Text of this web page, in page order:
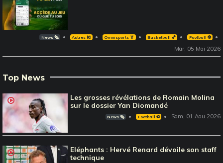
News 🗞️ Autres 🎽 Omnisports 🏅 Basketball 🏀 Football ⚽️
Mar, 05 Mai 2026
Top News
Les grosses révélations de Romain Molina
sur le dossier Yan Diomandé
News 🗞️ Football ⚽️ Sam, 01 Aou 2026
Eléphants : Hervé Renard dévoile son staff
technique